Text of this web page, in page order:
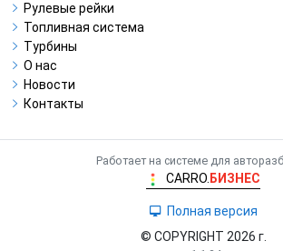
Рулевые рейки
Топливная система
Турбины
О нас
Новости
Контакты
Работает на системе для
CARRO. БИЗНЕС
Полная версия
© COPYRIGHT 2026 г.